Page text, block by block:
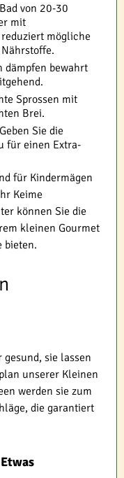
von 20-30
mit
mögliche
dämpfen bewahrt
Sprossen mit
Brei.
Geben Sie die
für einen Extra-
für Kindermägen
Keime
können Sie die
kleinen Gourmet
bieten.
sie lassen
unserer Kleinen
werden sie zum
die garantiert